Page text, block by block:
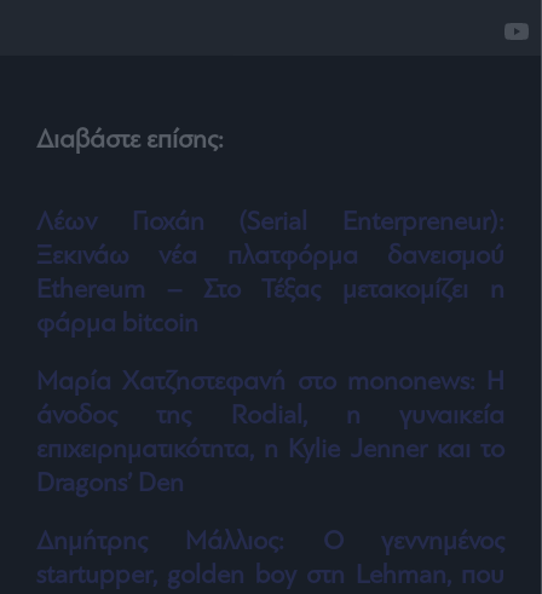
Διαβάστε επίσης:
Λέων Γιοχάη (Serial Enterpreneur):
Ξεκινάω νέα πλατφόρμα δανεισμού
Ethereum – Στο Τέξας μετακομίζει η
φάρμα bitcoin
Μαρία Χατζηστεφανή στο mononews: Η
άνοδος της Rodial, η γυναικεία
επιχειρηματικότητα, η Kylie Jenner και το
Dragons’ Den
Δημήτρης Μάλλιος: Ο γεννημένος
startupper, golden boy στη Lehman, που